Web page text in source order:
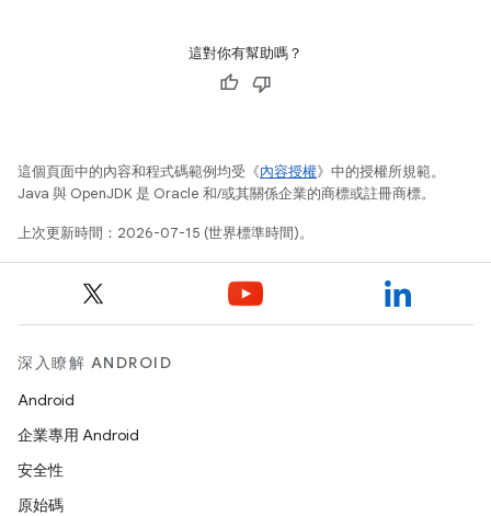
這對你有幫助嗎？
這個頁面中的內容和程式碼範例均受《內容授權》中的授權所規範。
Java 與 OpenJDK 是 Oracle 和/或其關係企業的商標或註冊商標。
上次更新時間：2026-07-15 (世界標準時間)。
深入瞭解 ANDROID
Android
企業專用 Android
安全性
原始碼